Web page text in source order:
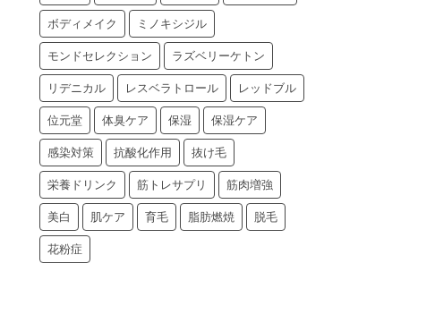
ボディメイク ミノキシジル
モンドセレクション ラズベリーケトン
リデニカル レスベラトロール レッドブル
位元堂 体臭ケア 保湿 保湿ケア
感染対策 抗酸化作用 抜け毛
栄養ドリンク 筋トレサプリ 筋肉増強
美白 肌ケア 育毛 脂肪燃焼 脱毛
花粉症